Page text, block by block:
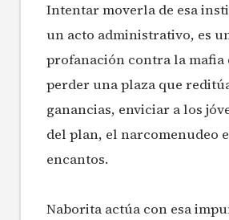
Intentar moverla de esa
un acto administrativo, es
profanación contra la mafia
perder una plaza que
ganancias, enviciar a los
del plan, el narcomenudeo
encantos.
Naborita actúa con esa